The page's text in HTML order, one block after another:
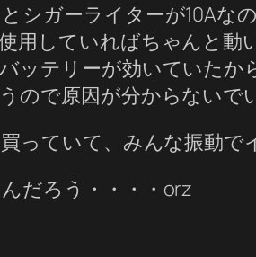
シガーライターが10Aな
用していればちゃんと動
ッテリーが効いていた
ので原因が分からないで
っていて、みんな振動で
だろう・・・・orz